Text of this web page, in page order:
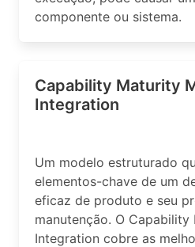
componente ou sistema.
Capability Maturity
Integration
Um modelo estruturado
elementos-chave de um
eficaz de produto e seu
manutenção. O
Integration cobre as